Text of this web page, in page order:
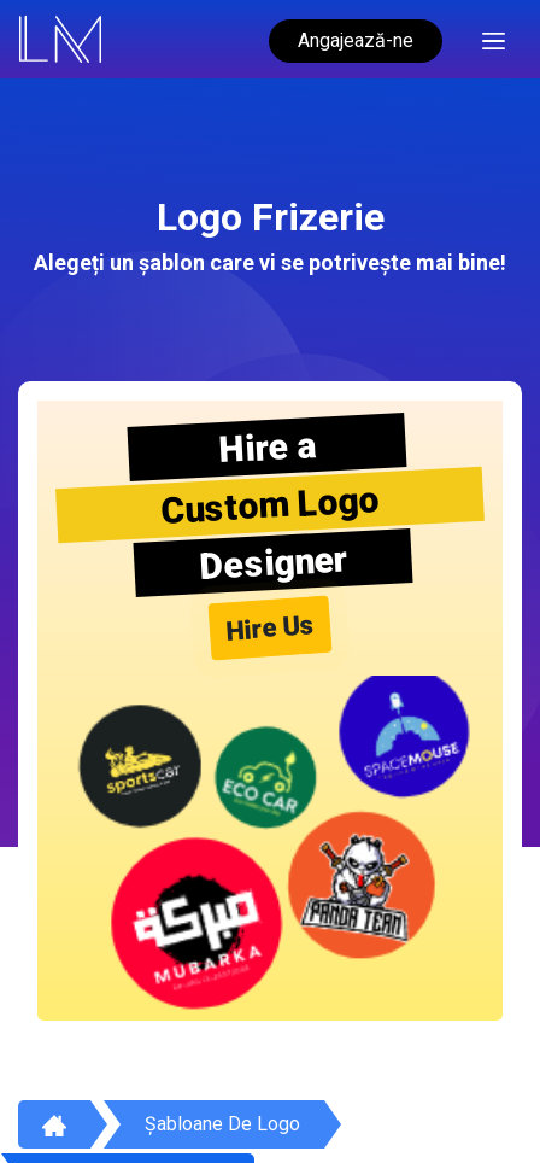
Angajează-ne
Logo Frizerie
Alegeți un șablon care vi se potrivește mai bine!
Hire a
Custom Logo
Designer
Hire Us
Șabloane De Logo